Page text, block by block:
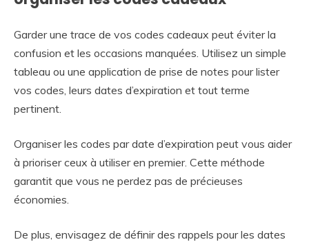
Garder une trace de vos codes cadeaux peut éviter la
confusion et les occasions manquées. Utilisez un simple
tableau ou une application de prise de notes pour lister
vos codes, leurs dates d’expiration et tout terme
pertinent.
Organiser les codes par date d’expiration peut vous aider
à prioriser ceux à utiliser en premier. Cette méthode
garantit que vous ne perdez pas de précieuses
économies.
De plus, envisagez de définir des rappels pour les dates